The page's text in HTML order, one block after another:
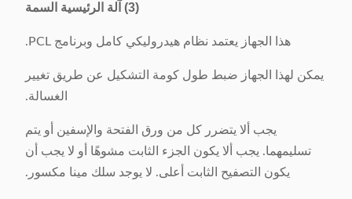
(3) آلة الرئيسية السمة
هذا الجهاز يعتمد نظام هيدروليكي كامل وبرنامج PCL.
يمكن لهذا الجهاز ضبط طول كومة التشكيل عن طريق تغيير
الغسالة.
يجب ألا يتضرر كل من ورق الفتحة والإسفين أو يتم
تسليمهما. يجب ألا يكون الجزء الثابت مشوهًا أو لا يجب أن
يكون التصفيح الثابت أعلى. لا يوجد سلك مينا مكسور.